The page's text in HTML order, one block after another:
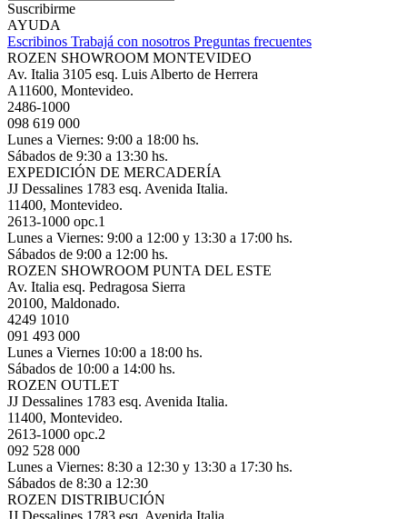
Suscribirme
AYUDA
Escribinos Trabajá con nosotros Preguntas frecuentes
ROZEN SHOWROOM MONTEVIDEO
Av. Italia 3105 esq. Luis Alberto de Herrera
A11600, Montevideo.
2486-1000
098 619 000
Lunes a Viernes: 9:00 a 18:00 hs.
Sábados de 9:30 a 13:30 hs.
EXPEDICIÓN DE MERCADERÍA
JJ Dessalines 1783 esq. Avenida Italia.
11400, Montevideo.
2613-1000 opc.1
Lunes a Viernes: 9:00 a 12:00 y 13:30 a 17:00 hs.
Sábados de 9:00 a 12:00 hs.
ROZEN SHOWROOM PUNTA DEL ESTE
Av. Italia esq. Pedragosa Sierra
20100, Maldonado.
4249 1010
091 493 000
Lunes a Viernes 10:00 a 18:00 hs.
Sábados de 10:00 a 14:00 hs.
ROZEN OUTLET
JJ Dessalines 1783 esq. Avenida Italia.
11400, Montevideo.
2613-1000 opc.2
092 528 000
Lunes a Viernes: 8:30 a 12:30 y 13:30 a 17:30 hs.
Sábados de 8:30 a 12:30
ROZEN DISTRIBUCIÓN
JJ Dessalines 1783 esq. Avenida Italia.